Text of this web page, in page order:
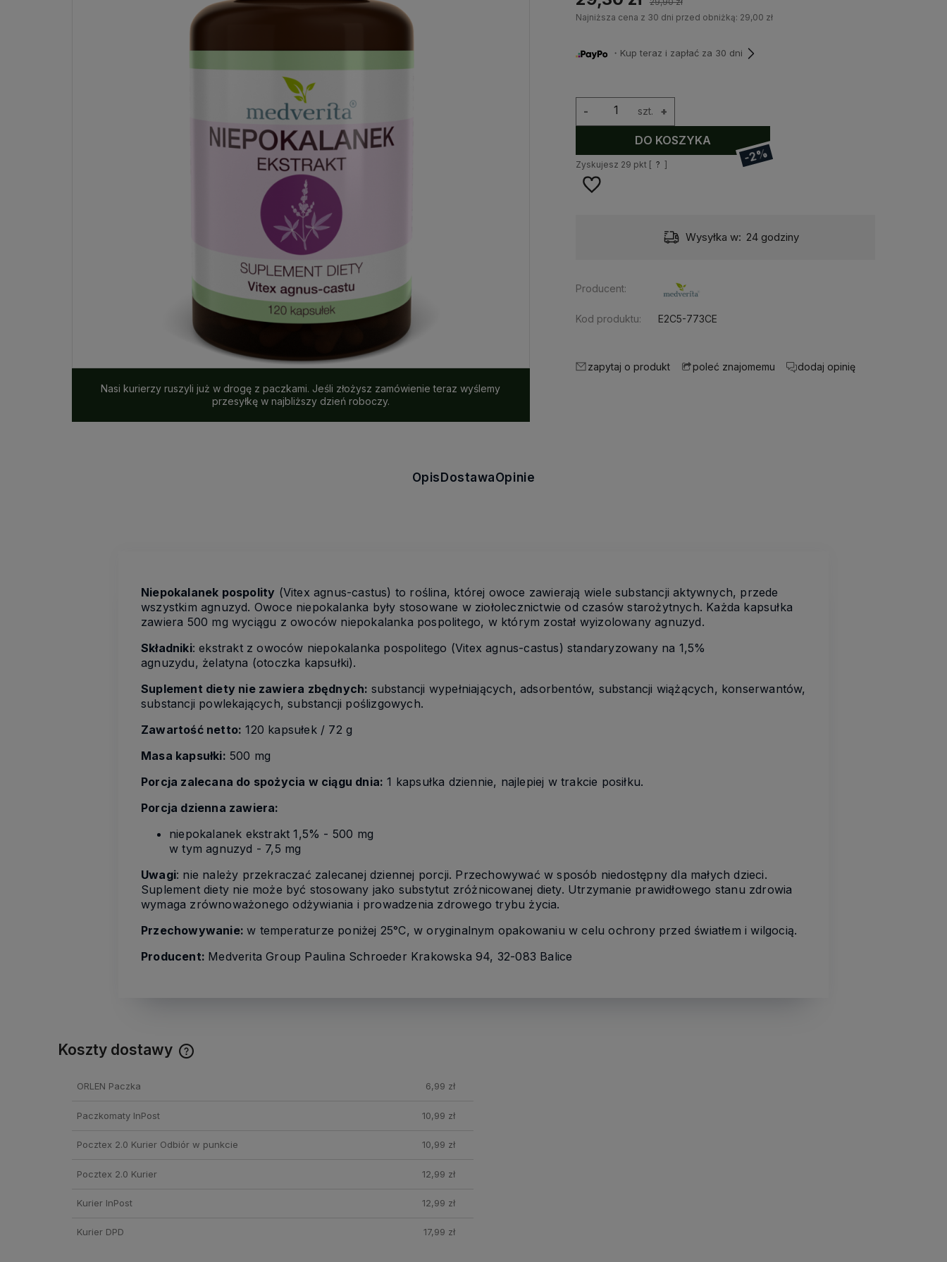
Nasi kurierzy ruszyli już w drogę z paczkami. Jeśli złożysz zamówienie teraz wyślemy
przesyłkę w najbliższy dzień roboczy.
Najniższa cena z 30 dni przed obniżką: 29,00 zł
・Kup teraz i zapłać za 30 dni
szt. +
-
DO KOSZYKA
-2%
Zyskujesz 29 pkt [ ? ]
Wysyłka w: 24 godziny
Producent:
Kod produktu: E2C5-773CE
zapytaj o produkt poleć znajomemu dodaj opinię
OpisDostawaOpinie
Niepokalanek pospolity (Vitex agnus-castus) to roślina, której owoce zawierają wiele substancji aktywnych, przede
wszystkim agnuzyd. Owoce niepokalanka były stosowane w ziołolecznictwie od czasów starożytnych. Każda kapsułka
zawiera 500 mg wyciągu z owoców niepokalanka pospolitego, w którym został wyizolowany agnuzyd.
Składniki: ekstrakt z owoców niepokalanka pospolitego (Vitex agnus-castus) standaryzowany na 1,5%
agnuzydu, żelatyna (otoczka kapsułki).
Suplement diety nie zawiera zbędnych: substancji wypełniających, adsorbentów, substancji wiążących, konserwantów,
substancji powlekających, substancji poślizgowych.
Zawartość netto: 120 kapsułek / 72 g
Masa kapsułki: 500 mg
Porcja zalecana do spożycia w ciągu dnia: 1 kapsułka dziennie, najlepiej w trakcie posiłku.
Porcja dzienna zawiera:
niepokalanek ekstrakt 1,5% - 500 mg
w tym agnuzyd - 7,5 mg
Uwagi: nie należy przekraczać zalecanej dziennej porcji. Przechowywać w sposób niedostępny dla małych dzieci.
Suplement diety nie może być stosowany jako substytut zróżnicowanej diety. Utrzymanie prawidłowego stanu zdrowia
wymaga zrównoważonego odżywiania i prowadzenia zdrowego trybu życia.
Przechowywanie:w temperaturze poniżej 25°C, w oryginalnym opakowaniu w celu ochrony przed światłem i wilgocią.
Producent: Medverita Group Paulina Schroeder Krakowska 94, 32-083 Balice
Koszty dostawy
ORLEN Paczka 6,99 zł
Paczkomaty InPost 10,99 zł
Pocztex 2.0 Kurier Odbiór w punkcie 10,99 zł
Pocztex 2.0 Kurier 12,99 zł
Kurier InPost 12,99 zł
Kurier DPD 17,99 zł
Rabat 7 %
Zostaw swój adres mailowy, aby
herbario.pl